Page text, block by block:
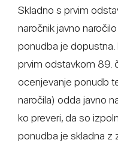
Skladno s prvim
naročnik javno
ponudba je dopustna.
prvim odstavkom 89.
ocenjevanje ponudb
naročila) odda javno
ko preveri, da so
ponudba je skladna z